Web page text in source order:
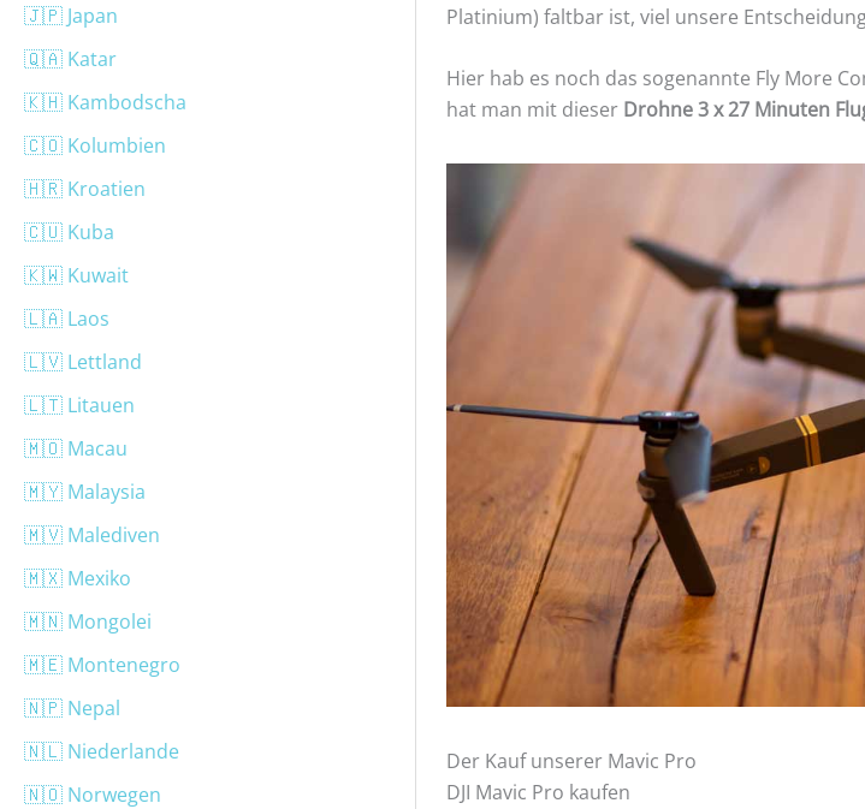
🇯🇵 Japan
🇶🇦 Katar
🇰🇭 Kambodscha
🇨🇴 Kolumbien
🇭🇷 Kroatien
🇨🇺 Kuba
🇰🇼 Kuwait
🇱🇦 Laos
🇱🇻 Lettland
🇱🇹 Litauen
🇲🇴 Macau
🇲🇾 Malaysia
🇲🇻 Malediven
🇲🇽 Mexiko
🇲🇳 Mongolei
🇲🇪 Montenegro
🇳🇵 Nepal
🇳🇱 Niederlande
🇳🇴 Norwegen
Platinium) faltbar ist, viel unsere
Hier hab es noch das sogenannte Fly More
hat man mit dieser Drohne 3 x 27 Minuten
Der Kauf unserer Mavic Pro
DJI Mavic Pro kaufen